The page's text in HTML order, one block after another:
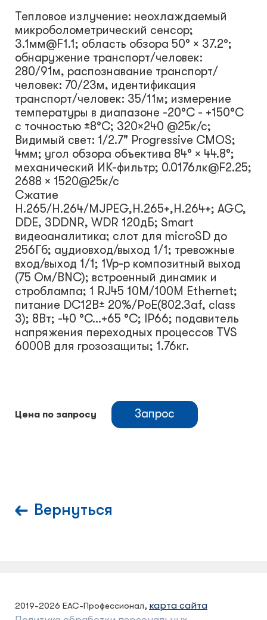
Тепловое излучение: неохлаждаемый
микроболометрический сенсор;
3.1мм@F1.1; область обзора 50° × 37.2°;
обнаружение транспорт/человек:
280/91м, распознавание транспорт/
человек: 70/23м, идентификация
транспорт/человек: 35/11м; измерение
температуры в диапазоне -20°C - +150°C
с точностью ±8°C; 320×240 @25к/с;
Видимый свет: 1/2.7" Progressive CMOS;
4мм; угол обзора объектива 84° × 44.8°;
механический ИК-фильтр; 0.0176лк@F2.25;
2688 × 1520@25к/с
Сжатие
H.265/H.264/MJPEG,H.265+,H.264+; AGC,
DDE, 3DDNR, WDR 120дБ; Smart
видеоаналитика; слот для microSD до
256Гб; аудиовход/выход 1/1; тревожные
вход/выход 1/1; 1Vp-p композитный выход
(75 Ом/BNC); встроенный динамик и
строблампа; 1 RJ45 10M/100M Ethernet;
питание DC12В± 20%/PoE(802.3af, class
3); 8Вт; -40 °C...+65 °C; IP66; подавитель
напряжения переходных процессов TVS
6000B для грозозащиты; 1.76кг.
Цена по запросу Запрос
Вернуться
2019-2026 ЕАС-Профессионал, карта сайта